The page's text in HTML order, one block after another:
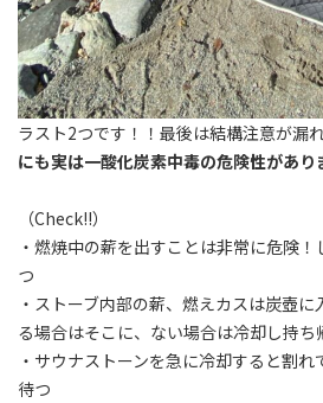
ラスト2つです！！最後は結構注意が漏
にも実は一酸化炭素中毒の危険性があり
（Check!!）
・燃焼中の薪を出すことは非常に危険
つ
・ストーブ内部の薪、燃えカスは炭壺
る場合はそこに、ない場合は冷却し持ち
・サウナストーンを急に冷却すると割
待つ